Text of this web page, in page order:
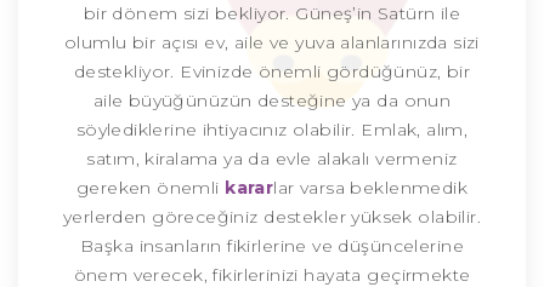
bir dönem sizi bekliyor. Güneş’in Satürn ile
olumlu bir açısı ev, aile ve yuva alanlarınızda sizi
destekliyor. Evinizde önemli gördüğünüz, bir
aile büyüğünüzün desteğine ya da onun
söylediklerine ihtiyacınız olabilir. Emlak, alım,
satım, kiralama ya da evle alakalı vermeniz
gereken önemli kararlar varsa beklenmedik
yerlerden göreceğiniz destekler yüksek olabilir.
Başka insanların fikirlerine ve düşüncelerine
önem verecek, fikirlerinizi hayata geçirmekte